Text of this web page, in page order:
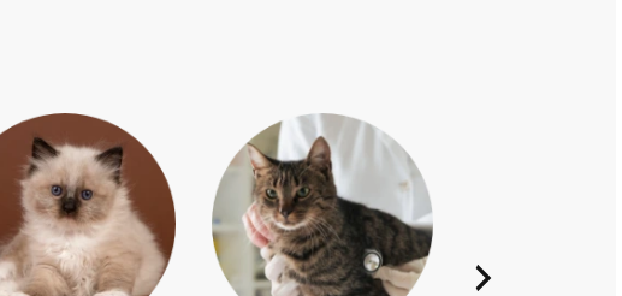
Next